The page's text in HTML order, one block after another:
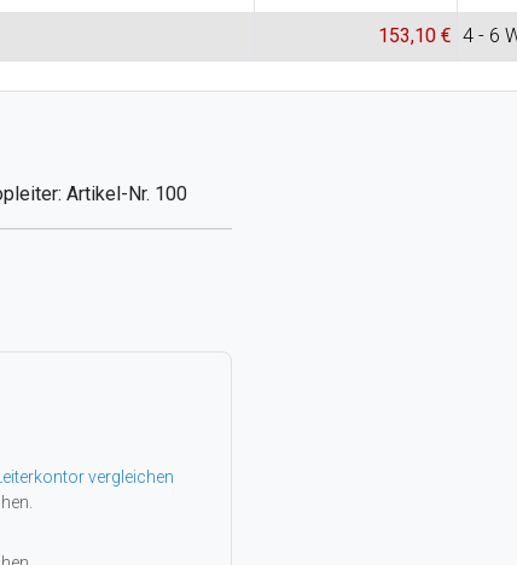
153,10 € 4 - 6
Artikel-Nr. 100
vergleichen